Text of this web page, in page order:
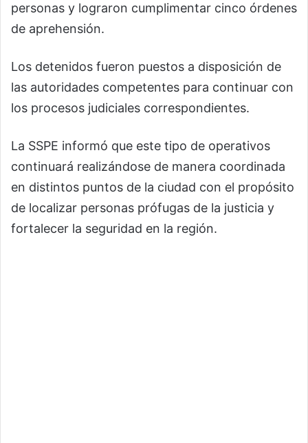
personas y lograron cumplimentar cinco órdenes
de aprehensión.
Los detenidos fueron puestos a disposición de
las autoridades competentes para continuar con
los procesos judiciales correspondientes.
La SSPE informó que este tipo de operativos
continuará realizándose de manera coordinada
en distintos puntos de la ciudad con el propósito
de localizar personas prófugas de la justicia y
fortalecer la seguridad en la región.